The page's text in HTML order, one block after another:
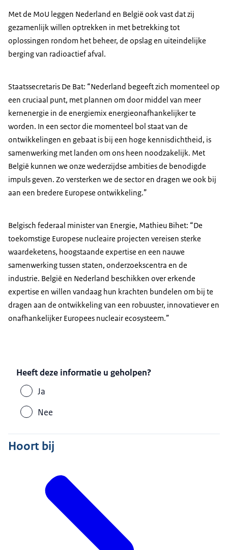
Met de MoU leggen Nederland en België ook vast dat zij
gezamenlijk willen optrekken in met betrekking tot
oplossingen rondom het beheer, de opslag en uiteindelijke
berging van radioactief afval.
Staatssecretaris De Bat: “Nederland begeeft zich momenteel op
een cruciaal punt, met plannen om door middel van meer
kernenergie in de energiemix energieonafhankelijker te
worden. In een sector die momenteel bol staat van de
ontwikkelingen en gebaat is bij een hoge kennisdichtheid, is
samenwerking met landen om ons heen noodzakelijk. Met
België kunnen we onze wederzijdse ambities de benodigde
impuls geven. Zo versterken we de sector en dragen we ook bij
aan een bredere Europese ontwikkeling.”
Belgisch federaal minister van Energie, Mathieu Bihet: “De
toekomstige Europese nucleaire projecten vereisen sterke
waardeketens, hoogstaande expertise en een nauwe
samenwerking tussen staten, onderzoekscentra en de
industrie. België en Nederland beschikken over erkende
expertise en willen vandaag hun krachten bundelen om bij te
dragen aan de ontwikkeling van een robuuster, innovatiever en
onafhankelijker Europees nucleair ecosysteem.”
Heeft deze informatie u geholpen?
Ja
Nee
Hoort bij